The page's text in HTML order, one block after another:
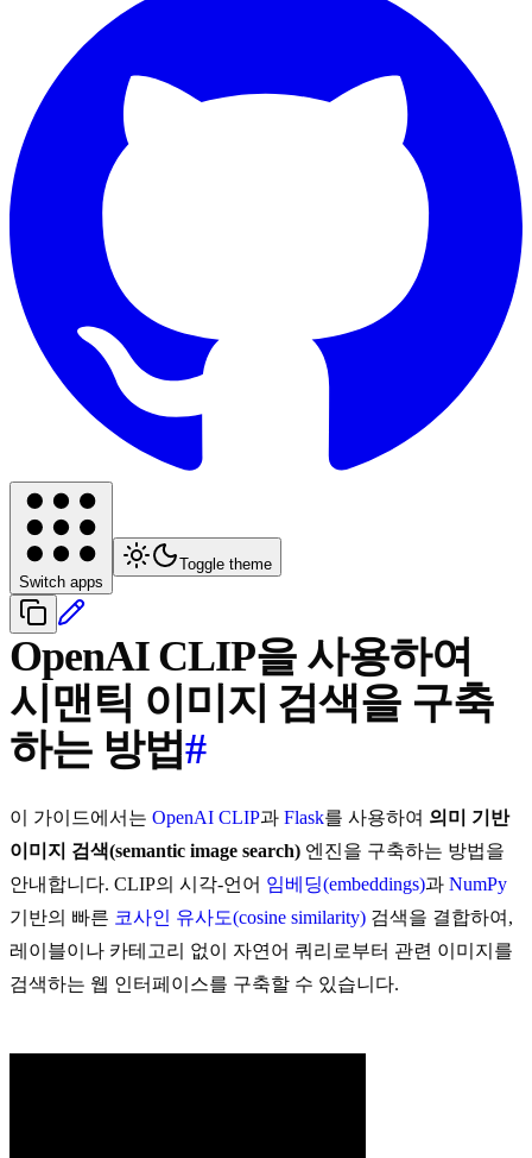
Switch apps
Toggle theme
OpenAI CLIP을 사용하여
시맨틱 이미지 검색을 구축
하는 방법#
이 가이드에서는 OpenAI CLIP과 Flask를 사용하여 의미 기반
이미지 검색(semantic image search) 엔진을 구축하는 방법을
안내합니다. CLIP의 시각-언어 임베딩(embeddings)과 NumPy
기반의 빠른 코사인 유사도(cosine similarity) 검색을 결합하여,
레이블이나 카테고리 없이 자연어 쿼리로부터 관련 이미지를
검색하는 웹 인터페이스를 구축할 수 있습니다.